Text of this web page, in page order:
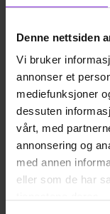
Denne nettsiden
Vi bruker
annonser et
mediefunksjoner
dessuten
vårt, med
annonsering og
med annen
eller som de har
Nesten 10
hvert år. De
flere grunner
fleksibilitet.
balanse.
gjør også at